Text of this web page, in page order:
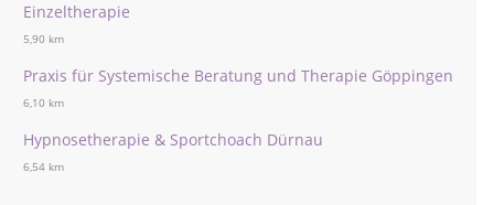
Einzeltherapie
5,90 km
Praxis für Systemische Beratung und Therapie Göppingen
6,10 km
Hypnosetherapie & Sportchoach Dürnau
6,54 km